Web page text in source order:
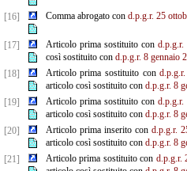
[16] Comma abrogato con d.p.g.r. 25
[17] Articolo prima sostituito con
così sostituito con d.p.g.r. 8 gennaio
[18]
Articolo prima sostituito con
articolo così sostituito con d.p.g.r. 8
[19]
Articolo prima sostituito con
articolo così sostituito con d.p.g.r. 8
[20]
Articolo prima inserito con d.p.g.r.
articolo così sostituito con d.p.g.r. 8
[21]
Articolo prima sostituito con d.p.g.r.